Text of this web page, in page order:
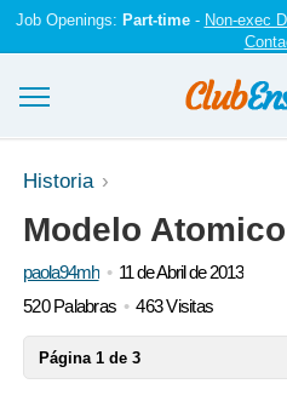
Job Openings: Part-time- Non-exec
Ensayos y trabajos
Registrarse
Iniciar sesión
Historia
Modelo Atomico
paola94mh
11 de Abril de 2013
520 Palabras
463 Visitas
Página 1 de 3